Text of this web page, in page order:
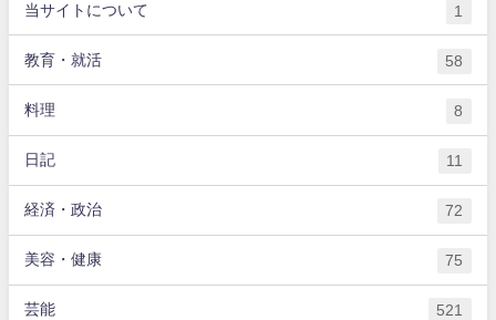
当サイトについて 1
教育・就活 58
料理 8
日記 11
経済・政治 72
美容・健康 75
芸能 521